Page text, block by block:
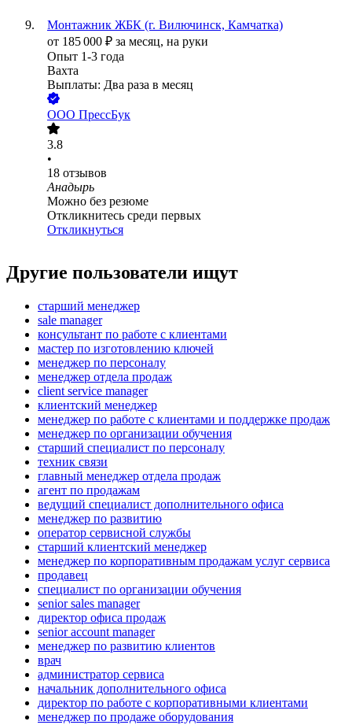
Монтажник ЖБК (г. Вилючинск, Камчатка)
от 185 000 ₽ за месяц, на руки
Опыт 1-3 года
Вахта
Выплаты: Два раза в месяц
ООО ПрессБук
3.8
•
18 отзывов
Анадырь
Можно без резюме
Откликнитесь среди первых
Откликнуться
Другие пользователи ищут
старший менеджер
sale manager
консультант по работе с клиентами
мастер по изготовлению ключей
менеджер по персоналу
менеджер отдела продаж
client service manager
клиентский менеджер
менеджер по работе с клиентами и поддержке продаж
менеджер по организации обучения
старший специалист по персоналу
техник связи
главный менеджер отдела продаж
агент по продажам
ведущий специалист дополнительного офиса
менеджер по развитию
оператор сервисной службы
старший клиентский менеджер
менеджер по корпоративным продажам услуг сервиса
продавец
специалист по организации обучения
senior sales manager
директор офиса продаж
senior account manager
менеджер по развитию клиентов
врач
администратор сервиса
начальник дополнительного офиса
директор по работе с корпоративными клиентами
менеджер по продаже оборудования